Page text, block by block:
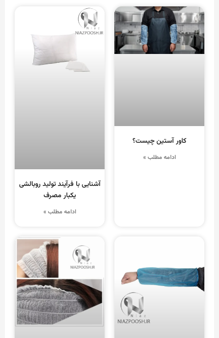
کاور آستین چیست؟
ادامه مطلب »
آشنایی با فرآیند تولید روبالشی
یکبار مصرف
ادامه مطلب »